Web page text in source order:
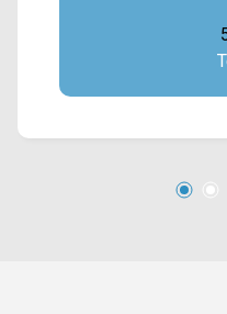
gramada, ao lado do
outras casas ao redor. Localizado no
Chácara Letônia,
à Av. Suzimara de
conta com
com a equipe da